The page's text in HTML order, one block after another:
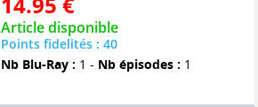
Article disponible
Points fidelités : 40
Nb Blu-Ray : 1 - Nb épisodes : 1